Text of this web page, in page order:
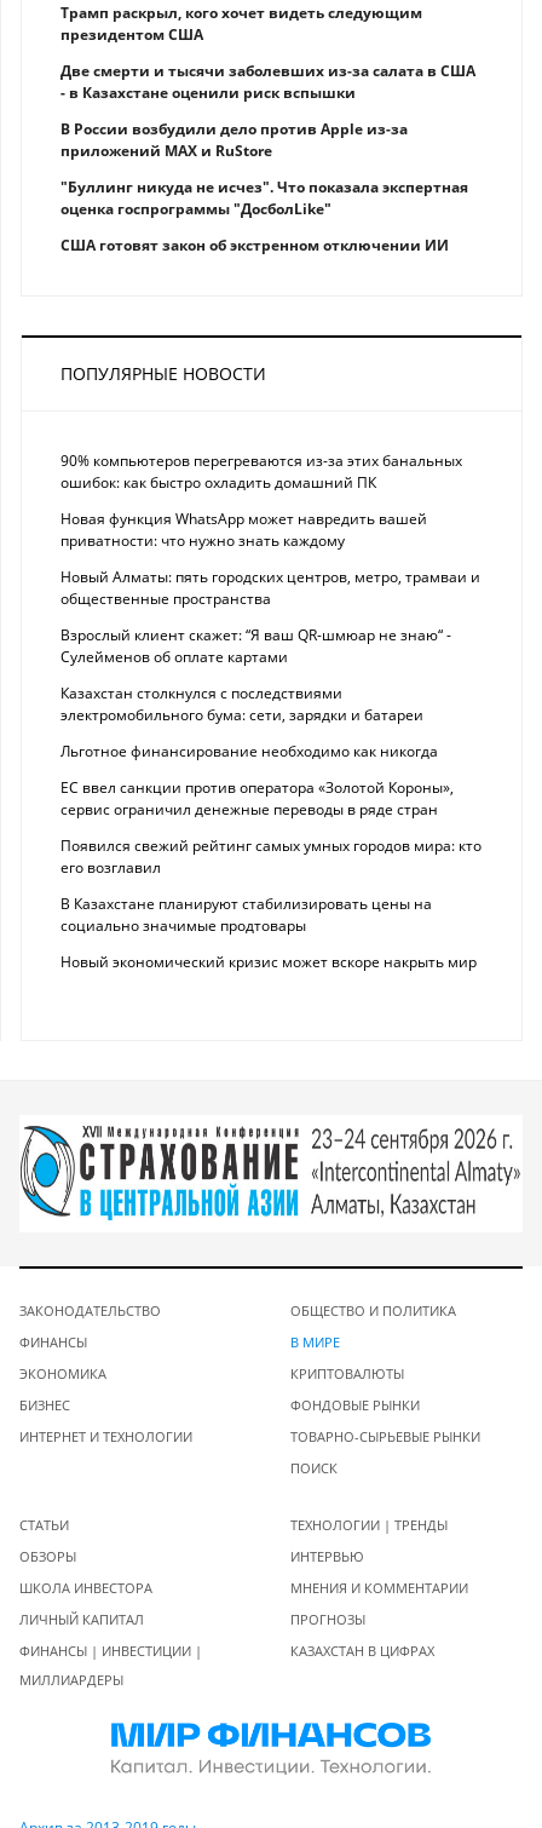
Трамп раскрыл, кого хочет видеть следующим
президентом США
Две смерти и тысячи заболевших из-за салата в США
- в Казахстане оценили риск вспышки
В России возбудили дело против Apple из-за
приложений MAX и RuStore
"Буллинг никуда не исчез". Что показала экспертная
оценка госпрограммы "ДосболLike"
США готовят закон об экстренном отключении ИИ
ПОПУЛЯРНЫЕ НОВОСТИ
90% компьютеров перегреваются из-за этих банальных
ошибок: как быстро охладить домашний ПК
Новая функция WhatsApp может навредить вашей
приватности: что нужно знать каждому
Новый Алматы: пять городских центров, метро, трамваи и
общественные пространства
Взрослый клиент скажет: “Я ваш QR-шмюар не знаю“ -
Сулейменов об оплате картами
Казахстан столкнулся с последствиями
электромобильного бума: сети, зарядки и батареи
Льготное финансирование необходимо как никогда
ЕС ввел санкции против оператора «Золотой Короны»,
сервис ограничил денежные переводы в ряде стран
Появился свежий рейтинг самых умных городов мира: кто
его возглавил
В Казахстане планируют стабилизировать цены на
социально значимые продтовары
Новый экономический кризис может вскоре накрыть мир
ЗАКОНОДАТЕЛЬСТВО
ФИНАНСЫ
ЭКОНОМИКА
БИЗНЕС
ИНТЕРНЕТ И ТЕХНОЛОГИИ
ОБЩЕСТВО И ПОЛИТИКА
В МИРЕ
КРИПТОВАЛЮТЫ
ФОНДОВЫЕ РЫНКИ
ТОВАРНО-СЫРЬЕВЫЕ РЫНКИ
ПОИСК
СТАТЬИ
ОБЗОРЫ
ШКОЛА ИНВЕСТОРА
ЛИЧНЫЙ КАПИТАЛ
ФИНАНСЫ | ИНВЕСТИЦИИ |
МИЛЛИАРДЕРЫ
ТЕХНОЛОГИИ | ТРЕНДЫ
ИНТЕРВЬЮ
МНЕНИЯ И КОММЕНТАРИИ
ПРОГНОЗЫ
КАЗАХСТАН В ЦИФРАХ